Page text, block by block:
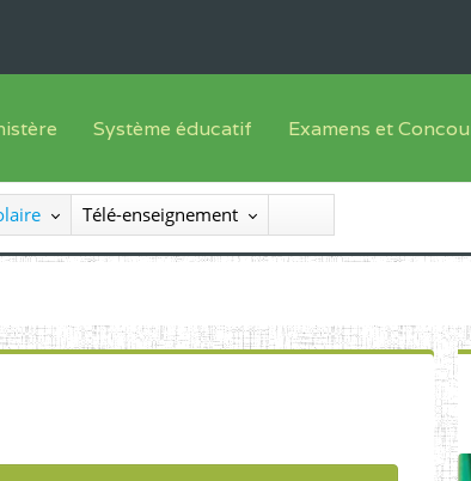
Générale des Enseignements
Système éducatif
Offre de formation
Sous
Progammes d'études
Examens et
Inscriptions
Liste des candidats
Diplômes
Télé-enseignement